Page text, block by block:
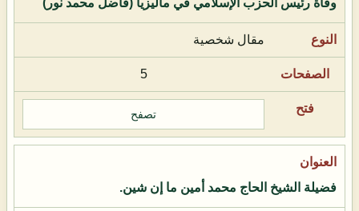
مقال شخصية
5
تصفح
فضيلة الشيخ الحاج محمد أمين ما إن شين.